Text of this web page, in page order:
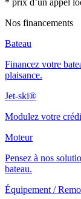
* prix d’un appel
Nos financements
Bateau
Financez votre
plaisance.
Jet-ski®
Modulez votre
Moteur
Pensez à nos
bateau.
Équipement /